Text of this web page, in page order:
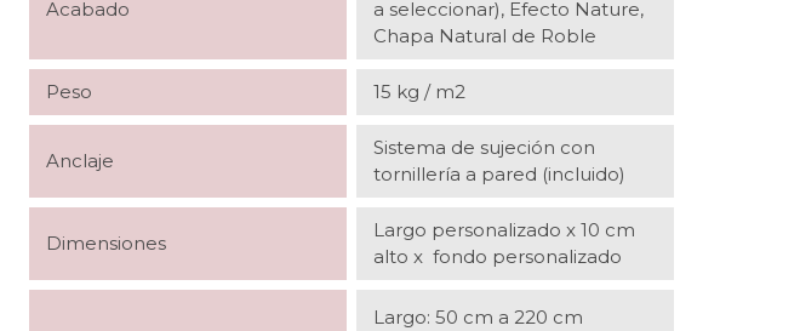
Acabado
a seleccionar), Efecto Nature,
Chapa Natural de Roble
Peso 15 kg / m2
Anclaje
Sistema de sujeción con
tornillería a pared (incluido)
Dimensiones
Largo personalizado x 10 cm
alto x fondo personalizado
Largo: 50 cm a 220 cm